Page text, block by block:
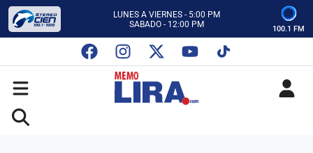
LUNES A VIERNES - 5:00 PM
SABADO - 12:00 PM
CON MEMO LIRA Y SU EQUIPO
LUNES A VIERNES - 5:00 PM
SABADO - 12:00 PM
100.1 FM